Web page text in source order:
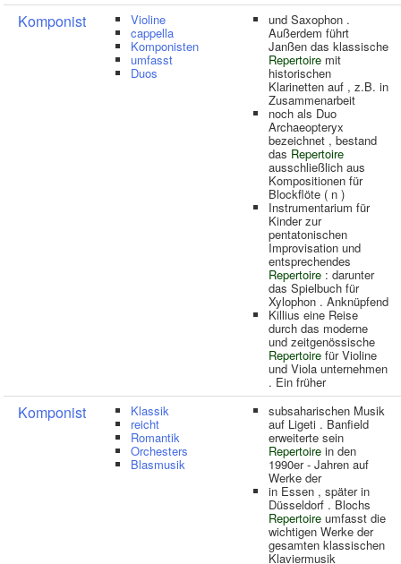
Komponist Violine
cappella
Komponisten
umfasst
Duos
und Saxophon .
Außerdem führt
Janßen das klassische
Repertoire mit
historischen
Klarinetten auf , z.B. in
Zusammenarbeit
noch als Duo
Archaeopteryx
bezeichnet , bestand
das Repertoire
ausschließlich aus
Kompositionen für
Blockflöte ( n )
Instrumentarium für
Kinder zur
pentatonischen
Improvisation und
entsprechendes
Repertoire : darunter
das Spielbuch für
Xylophon . Anknüpfend
Killius eine Reise
durch das moderne
und zeitgenössische
Repertoire für Violine
und Viola unternehmen
. Ein früher
Komponist Klassik
reicht
Romantik
Orchesters
Blasmusik
subsaharischen Musik
auf Ligeti . Banfield
erweiterte sein
Repertoire in den
1990er - Jahren auf
Werke der
in Essen , später in
Düsseldorf . Blochs
Repertoire umfasst die
wichtigen Werke der
gesamten klassischen
Klaviermusik